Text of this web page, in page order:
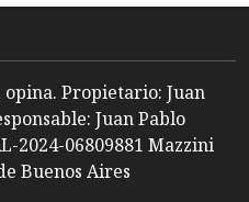
Propietario: Juan
Juan Pablo
2024-06809881 Mazzini
Buenos Aires